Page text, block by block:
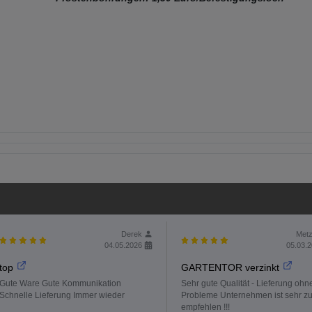
Derek
04.05.2026
top
Gute Ware Gute Kommunikation
Schnelle Lieferung Immer wieder
GARTENTOR verzinkt
Sehr gute Qualität - Lieferung
Probleme Unternehmen ist sehr zu
empfehlen !!!